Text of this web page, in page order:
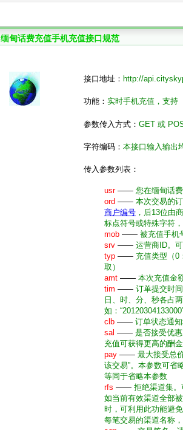
缅甸话费充值手机充值接口规范
接口地址： http://
功能： 实时手机充值，支持
参数传入方式： GET 或
字符编码： 本接口输入输出
传入参数列表：
usr—— 您在缅甸话
ord —— 本次交易的
商户编号 ，后13位由
标点符号或特殊字符
mob —— 被充值手机
srv —— 运营商ID。
typ —— 充值类型（0
取）
amt —— 本次充值金
tim —— 订单提交时
日、时、分、秒各占
如：
clb —— 订单状态通
sal —— 是否接受优惠
充值可获得更高的酬
pay —— 最大接受总
该交易”。本参数可省
等同于省略本参数
rfs —— 拒绝渠道集。
如当前有效渠道全部
时，可利用此功能避
每笔交易的渠道名称